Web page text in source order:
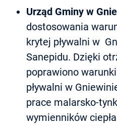
Urząd Gminy w
dostosowania
krytej pływalni w
Sanepidu. Dzięki
poprawiono
pływalni w
prace malarsko-
wymienników